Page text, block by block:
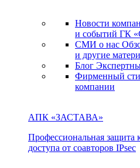
Новости
и событий ГК
СМИ о нас
и другие
Блог
Фирменный
компании
АПК «ЗАСТАВА»
Профессиональная защита
доступа от соавторов IPsec